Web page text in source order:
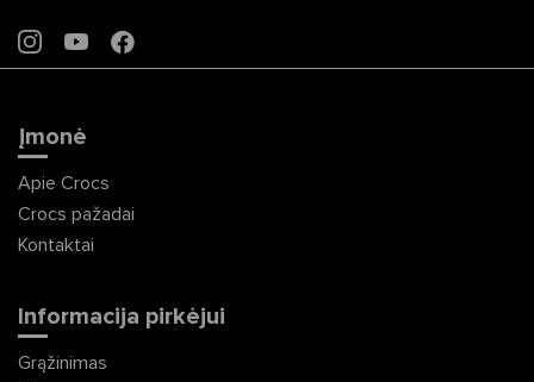
INSTAGRAM
YOUTUBEFACEBOOK
Įmonė
Apie Crocs
Crocs pažadai
Kontaktai
Informacija pirkėjui
Grąžinimas